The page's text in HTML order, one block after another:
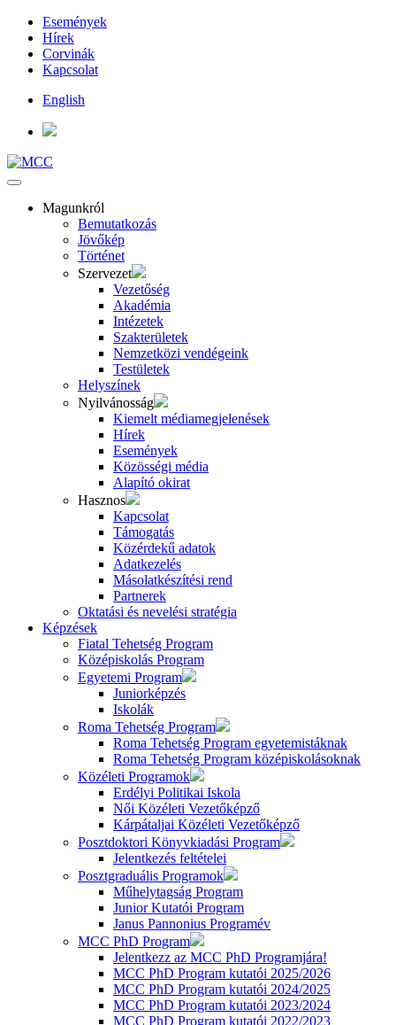
Események
Hírek
Corvinák
Kapcsolat
English
Magunkról
Bemutatkozás
Jövőkép
Történet
Szervezet
Vezetőség
Akadémia
Intézetek
Szakterületek
Nemzetközi vendégeink
Testületek
Helyszínek
Nyilvánosság
Kiemelt médiamegjelenések
Hírek
Események
Közösségi média
Alapító okirat
Hasznos
Kapcsolat
Támogatás
Közérdekű adatok
Adatkezelés
Másolatkészítési rend
Partnerek
Oktatási és nevelési stratégia
Képzések
Fiatal Tehetség Program
Középiskolás Program
Egyetemi Program
Juniorképzés
Iskolák
Roma Tehetség Program
Roma Tehetség Program egyetemistáknak
Roma Tehetség Program középiskolásoknak
Közéleti Programok
Erdélyi Politikai Iskola
Női Közéleti Vezetőképző
Kárpátaljai Közéleti Vezetőképző
Posztdoktori Könyvkiadási Program
Jelentkezés feltételei
Posztgraduális Programok
Műhelytagság Program
Junior Kutatói Program
Janus Pannonius Programév
MCC PhD Program
Jelentkezz az MCC PhD Programjára!
MCC PhD Program kutatói 2025/2026
MCC PhD Program kutatói 2024/2025
MCC PhD Program kutatói 2023/2024
MCC PhD Program kutatói 2022/2023